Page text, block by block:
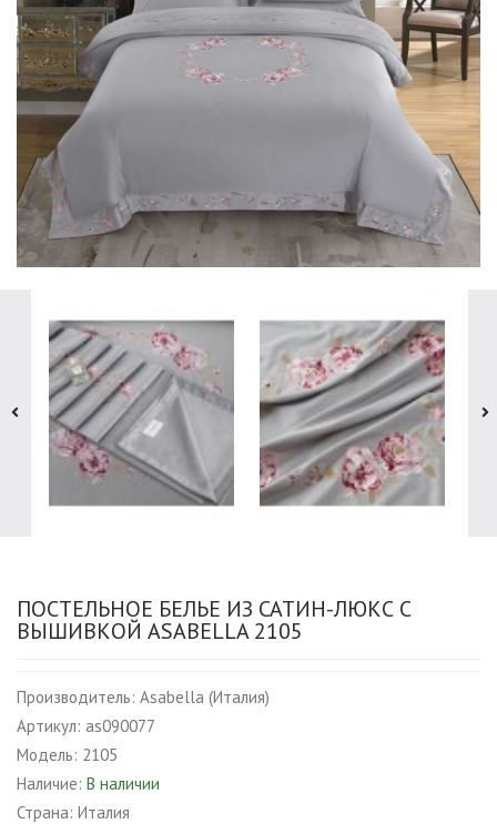
ПОСТЕЛЬНОЕ БЕЛЬЕ ИЗ САТИН-ЛЮКС С
ВЫШИВКОЙ ASABELLA 2105
Производитель: Asabella (Италия)
Артикул: as090077
Модель: 2105
Наличие: В наличии
Страна: Италия